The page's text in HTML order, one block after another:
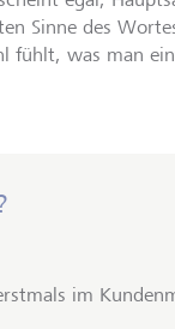
Sinne des
was man
im